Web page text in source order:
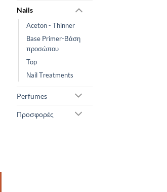
Nails
Aceton - Thinner
Base Primer-Βάση
προσώπου
Top
Νail Τreatments
Perfumes
Προσφορές